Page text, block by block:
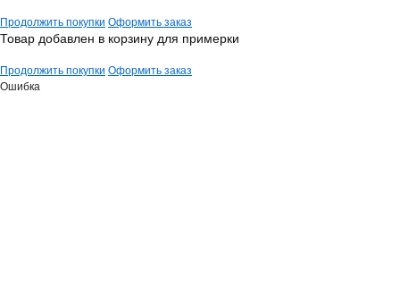
Продолжить покупки Оформить заказ
Товар добавлен в корзину для примерки
Продолжить покупки Оформить заказ
Ошибка